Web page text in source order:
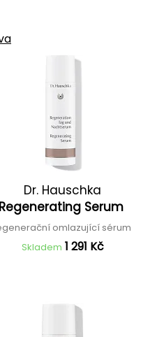
Dr. Hauschka
Regenerating Serum
omlazující sérum
Skladem 1 291 Kč